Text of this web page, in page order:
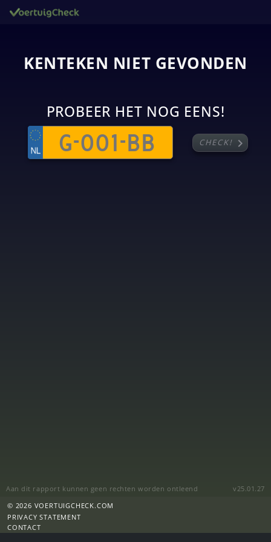
KENTEKEN NIET GEVONDEN
PROBEER HET NOG EENS!
CHECK! chevron_right
Aan dit rapport kunnen geen rechten worden ontleend
v25.01.27
© 2026 VOERTUIGCHECK.COM
PRIVACY STATEMENT
CONTACT